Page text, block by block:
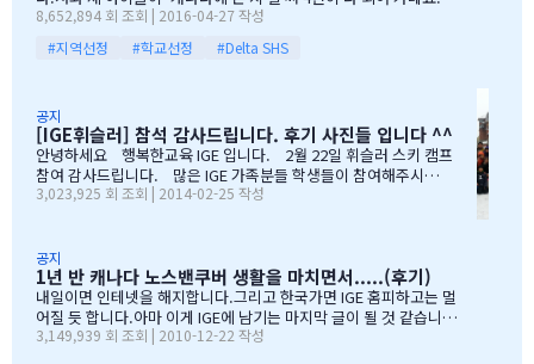
가는 수준으로 잡았습니다. 자린고비 정신으로 단단히 무장을 했지
요. 어찌보면 단순무식하게 "영어도 배우고 아이들이 살아…
렇게 오래 있게 된 이유는 단 하나 너무 좋아서 입니다.철새도래지 바
다도 가까이 있고 조용하고 제 아이들이 다니는 학교도 너무 좋습니
다.백인 비율도 높고요.ㅎㅎ제가 가장 만족도가 높았던 높게 생각 하
정말 대단합니다.발론티어로 돌아가는 것도 대단하고요. 큰아이가
처음 왔을 떼 G4 영어도 잘 못하고 힘들어 할 때 워낙 엉뚱한 놈이라
엉뚱한 짓을 할 때도 선생님께서 괜찮다고남자아이들은 그렇게 크는
거라고 말씀해주시고아이의 작은 장단점도 다 알고 계시고 장점도
크게 칭찬해주시고학년 마지막 주에는 저를 앉혀놓고 방학 캠프 리
8,652,894 회 조회 | 2016-04-27 작성
#지역선정
#학교선정 #Delta SHS
공지
[IGE휘슬러] 참석 감사드립니다. 후기 사진들 입니다 ^^
안녕하세요 행복한교육 IGE 입니다. 2월 22일 휘슬러 스키 캠프
참여 감사드립니다. 많은 IGE 가족분들 학생들이 참여해주시고,
빛내주셔서 감사드립니다. 안타깝게도 화창한 날씨여야하는데,
장님, 웨스트캐나다 보험 김정중부장님, 하나투어 지용구님, IGE S
CHOOL 부서에 김미정선생님, 박숙희 선생님 그리고 코퀴틀람 사
무실에 김의정팀장님, 김예경님 진심을 감사드립니다. 마지막으
로 요번 행사를 진행해주신 전준성 본부장님께 감사드리며, 이벤트
까지 준비해주신 본부장님 수고많으셨습니다. " 스키 이벤트" 꼭
3,023,925 회 조회 | 2014-02-25 작성
공지
1년 반 캐나다 노스밴쿠버 생활을 마치면서.....(후기)
내일이면 인테넷을 해지합니다.그리고 한국가면 IGE 홈피하고는 멀
어질 듯 합니다.아마 이게 IGE에 남기는 마지막 글이 될 것 같습니다
1년 반동안의 시간...저희 아이들에게 너무 소중한 시간이였습니다.
3,149,939 회 조회 | 2010-12-22 작성